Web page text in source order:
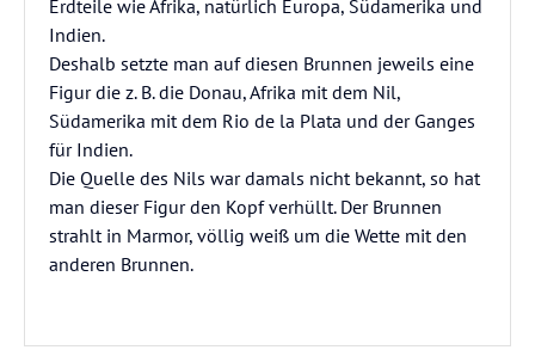
Erdteile wie Afrika, natürlich Europa, Südamerika und
Indien.
Deshalb setzte man auf diesen Brunnen jeweils eine
Figur die z. B. die Donau, Afrika mit dem Nil,
Südamerika mit dem Rio de la Plata und der Ganges
für Indien.
Die Quelle des Nils war damals nicht bekannt, so hat
man dieser Figur den Kopf verhüllt. Der Brunnen
strahlt in Marmor, völlig weiß um die Wette mit den
anderen Brunnen.